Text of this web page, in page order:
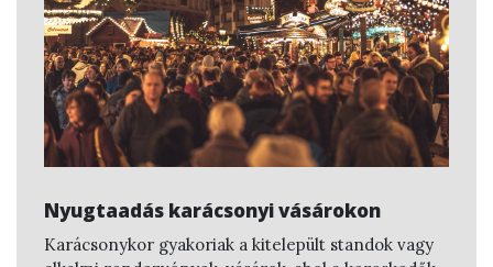
Nyugtaadás karácsonyi vásárokon
Karácsonykor gyakoriak a kitelepült standok vagy